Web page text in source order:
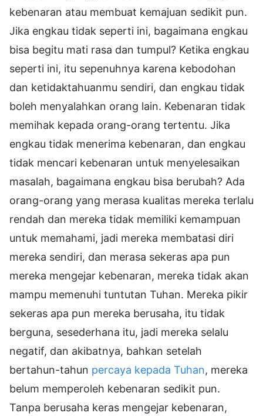
kebenaran atau membuat kemajuan sedikit pun.
Jika engkau tidak seperti ini, bagaimana engkau
bisa begitu mati rasa dan tumpul? Ketika engkau
seperti ini, itu sepenuhnya karena kebodohan
dan ketidaktahuanmu sendiri, dan engkau tidak
boleh menyalahkan orang lain. Kebenaran tidak
memihak kepada orang-orang tertentu. Jika
engkau tidak menerima kebenaran, dan engkau
tidak mencari kebenaran untuk menyelesaikan
masalah, bagaimana engkau bisa berubah? Ada
orang-orang yang merasa kualitas mereka terlalu
rendah dan mereka tidak memiliki kemampuan
untuk memahami, jadi mereka membatasi diri
mereka sendiri, dan merasa sekeras apa pun
mereka mengejar kebenaran, mereka tidak akan
mampu memenuhi tuntutan Tuhan. Mereka pikir
sekeras apa pun mereka berusaha, itu tidak
berguna, sesederhana itu, jadi mereka selalu
negatif, dan akibatnya, bahkan setelah
bertahun-tahun percaya kepada Tuhan, mereka
belum memperoleh kebenaran sedikit pun.
Tanpa berusaha keras mengejar kebenaran,